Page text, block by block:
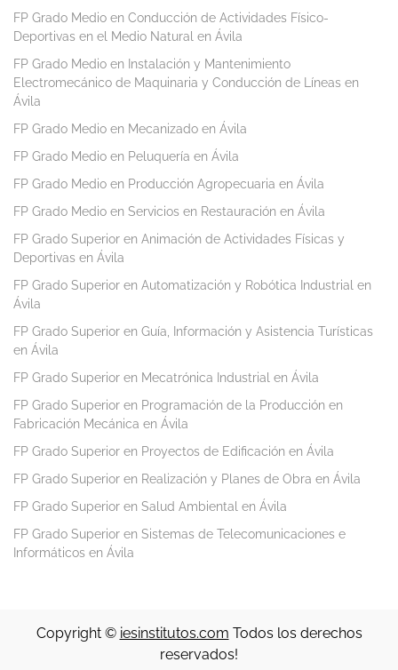
FP Grado Medio en Conducción de Actividades Físico-
Deportivas en el Medio Natural en Ávila
FP Grado Medio en Instalación y Mantenimiento
Electromecánico de Maquinaria y Conducción de Líneas en
Ávila
FP Grado Medio en Mecanizado en Ávila
FP Grado Medio en Peluquería en Ávila
FP Grado Medio en Producción Agropecuaria en Ávila
FP Grado Medio en Servicios en Restauración en Ávila
FP Grado Superior en Animación de Actividades Físicas y
Deportivas en Ávila
FP Grado Superior en Automatización y Robótica Industrial en
Ávila
FP Grado Superior en Guía, Información y Asistencia Turísticas
en Ávila
FP Grado Superior en Mecatrónica Industrial en Ávila
FP Grado Superior en Programación de la Producción en
Fabricación Mecánica en Ávila
FP Grado Superior en Proyectos de Edificación en Ávila
FP Grado Superior en Realización y Planes de Obra en Ávila
FP Grado Superior en Salud Ambiental en Ávila
FP Grado Superior en Sistemas de Telecomunicaciones e
Informáticos en Ávila
Copyright © iesinstitutos.com Todos los derechos
reservados!